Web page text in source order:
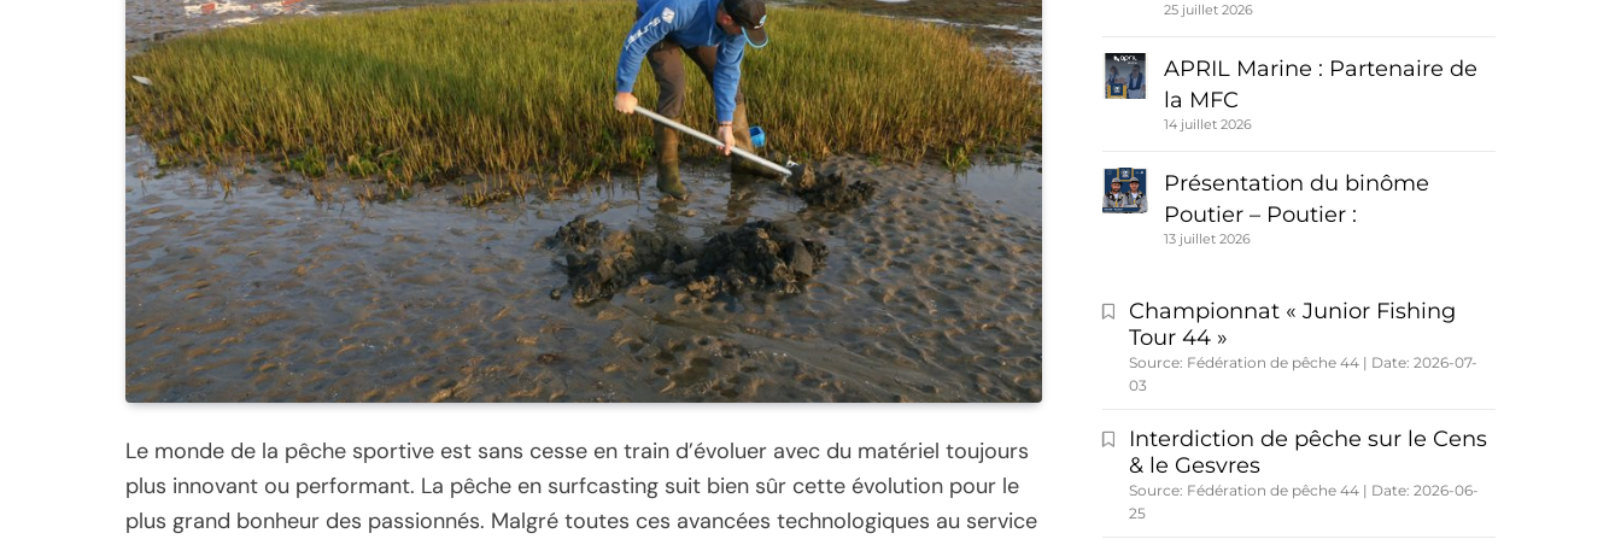
Le monde de la pêche sportive est sans cesse en train d’évoluer avec du matériel toujours
plus innovant ou performant. La pêche en surfcasting suit bien sûr cette évolution pour le
plus grand bonheur des passionnés. Malgré toutes ces avancées technologiques au service
25 juillet 2026
APRIL Marine : Partenaire de
la MFC
14 juillet 2026
Présentation du binôme
Poutier – Poutier :
13 juillet 2026
Championnat « Junior Fishing
Tour 44 »
Source: Fédération de pêche 44
Date: 2026-07-
03
Interdiction de pêche sur le Cens
& le Gesvres
Source: Fédération de pêche 44
Date: 2026-06-
25